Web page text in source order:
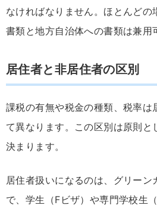
なければなりません。ほとんど
書類と地方自治体への書類は兼用
居住者と非居住者の区別
課税の有無や税金の種類、税率は
て異なります。この区別は原則と
決まります。
居住者扱いになるのは、グリー
で、学生（Fビザ）や専門学校生